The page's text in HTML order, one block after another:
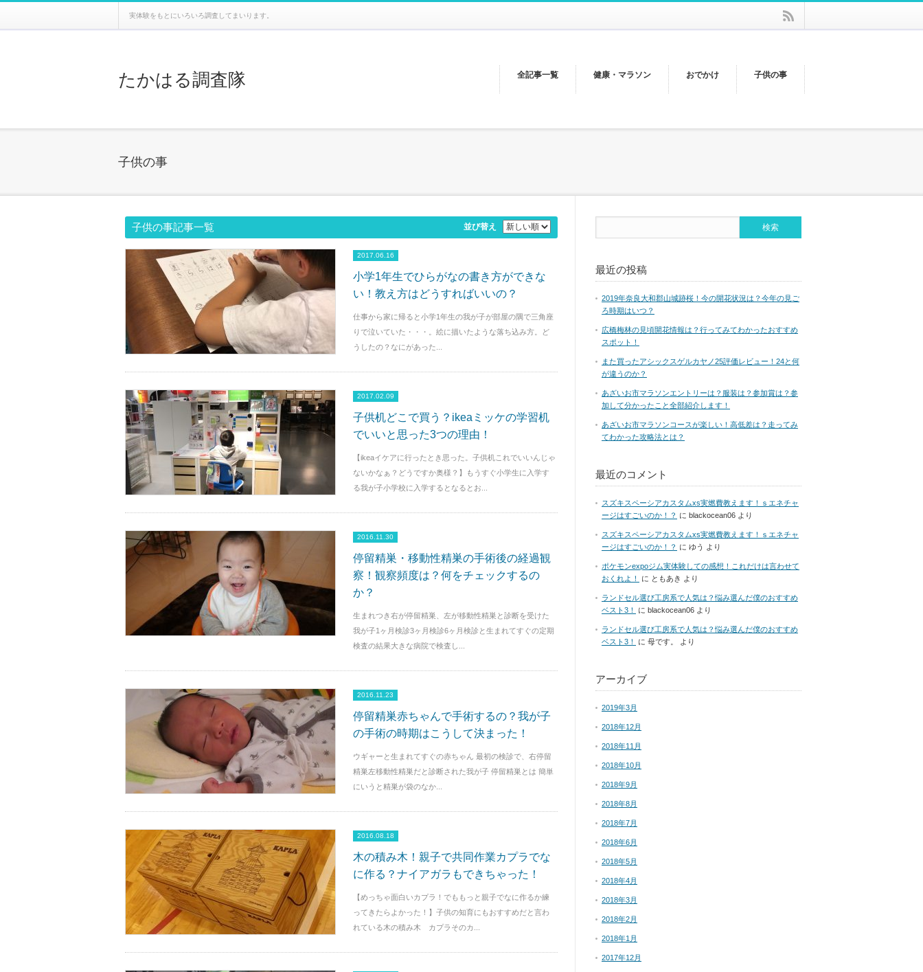
たかはる調査隊
実体験をもとにいろいろ調査してまいります。
全記事一覧 健康・マラソン おでかけ 子供の事
子供の事
子供の事記事一覧 並び替え
2017.06.16
小学1年生でひらがなの書き方ができな
い！教え方はどうすればいいの？
仕事から家に帰ると小学1年生の我が子が部屋の隅で三角座
りで泣いていた・・・。絵に描いたような落ち込み方。ど
うしたの？なにがあった...
2017.02.09
子供机どこで買う？ikeaミッケの学習机
でいいと思った3つの理由！
【ikeaイケアに行ったとき思った。子供机これでいいんじゃ
ないかなぁ？どうですか奥様？】もうすぐ小学生に入学す
る我が子小学校に入学するとなるとお...
2016.11.30
停留精巣・移動性精巣の手術後の経過観
察！観察頻度は？何をチェックするの
か？
生まれつき右が停留精巣、左が移動性精巣と診断を受けた
我が子1ヶ月検診3ヶ月検診6ヶ月検診と生まれてすぐの定期
検査の結果大きな病院で検査し...
2016.11.23
停留精巣赤ちゃんで手術するの？我が子
の手術の時期はこうして決まった！
ウギャーと生まれてすぐの赤ちゃん 最初の検診で、右停留
精巣左移動性精巣だと診断された我が子 停留精巣とは 簡単
にいうと精巣が袋のなか...
2016.08.18
木の積み木！親子で共同作業カプラでな
に作る？ナイアガラもできちゃった！
【めっちゃ面白いカプラ！でももっと親子でなに作るか練
ってきたらよかった！】子供の知育にもおすすめだと言わ
れている木の積み木 カプラそのカ...
最近の投稿
2019年奈良大和郡山城跡桜！今の開花状況は？今年の見ご
ろ時期はいつ？
広橋梅林の見頃開花情報は？行ってみてわかったおすすめ
スポット！
また買ったアシックスゲルカヤノ25評価レビュー！24と何
が違うのか？
あざいお市マラソンエントリーは？服装は？参加賞は？参
加して分かったこと全部紹介します！
あざいお市マラソンコースが楽しい！高低差は？走ってみ
てわかった攻略法とは？
最近のコメント
スズキスペーシアカスタムxs実燃費教えます！ｓエネチャ
ージはすごいのか！？ に blackocean06 より
スズキスペーシアカスタムxs実燃費教えます！ｓエネチャ
ージはすごいのか！？ に ゆう より
ポケモンexpoジム実体験しての感想！これだけは言わせて
おくれよ！
に ともあき より
ランドセル選び工房系で人気は？悩み選んだ僕のおすすめ
ベスト3！
に blackocean06 より
ランドセル選び工房系で人気は？悩み選んだ僕のおすすめ
ベスト3！
に 母です。 より
アーカイブ
2019年3月
2018年12月
2018年11月
2018年10月
2018年9月
2018年8月
2018年7月
2018年6月
2018年5月
2018年4月
2018年3月
2018年2月
2018年1月
2017年12月